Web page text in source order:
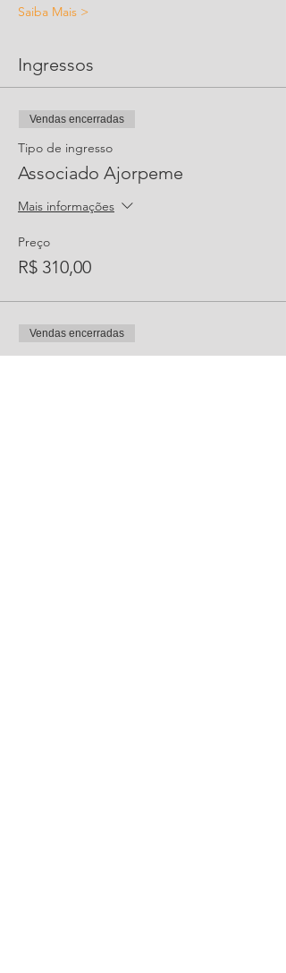
Saiba Mais >
Ingressos
Vendas encerradas
Tipo de ingresso
Associado Ajorpeme
Mais informações
Preço
R$ 310,00
Vendas encerradas